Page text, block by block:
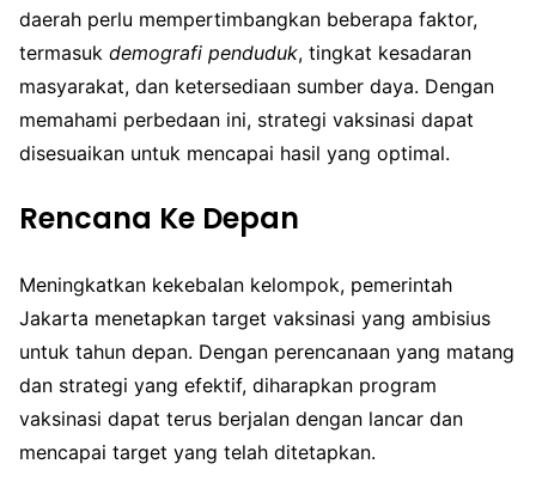
daerah perlu mempertimbangkan beberapa faktor,
termasuk demografi penduduk, tingkat kesadaran
masyarakat, dan ketersediaan sumber daya. Dengan
memahami perbedaan ini, strategi vaksinasi dapat
disesuaikan untuk mencapai hasil yang optimal.
Rencana Ke Depan
Meningkatkan kekebalan kelompok, pemerintah
Jakarta menetapkan target vaksinasi yang ambisius
untuk tahun depan. Dengan perencanaan yang matang
dan strategi yang efektif, diharapkan program
vaksinasi dapat terus berjalan dengan lancar dan
mencapai target yang telah ditetapkan.